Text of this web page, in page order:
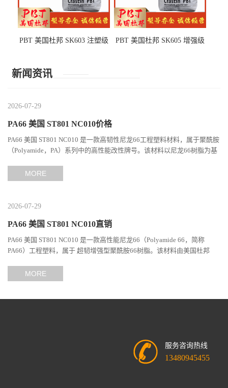
PBT 美国杜邦 SK603 注塑级
PBT 美国杜邦 SK605 增强级
新闻资讯
2026-07-29
PA66 美国 ST801 NC010价格
PA66 美国 ST801 NC010 是一款高韧性尼龙66工程塑料材料，属于聚酰胺
（Polyamide，PA）系列中的高性能改性牌号。该材料以尼龙66树脂为基
MORE
2026-07-29
PA66 美国 ST801 NC010直销
PA66 美国 ST801 NC010 是一款高性能尼龙66（Polyamide 66，简称
PA66）工程塑料，属于 超韧增强型聚酰胺66树脂。该材料由美国杜邦
MORE
服务咨询热线
13480945455